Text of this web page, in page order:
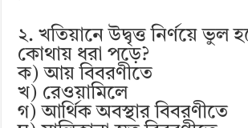
২. খতিয়ানে উদ্বৃত্ত নির্ণয়ে ভুল
কোথায় ধরা পড়ে?
ক) আয় বিবরণীতে
খ) রেওয়ামিলে
গ) আর্থিক অবস্থার বিবরণীতে